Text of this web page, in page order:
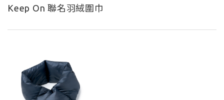
Keep On 聯名羽絨圍巾